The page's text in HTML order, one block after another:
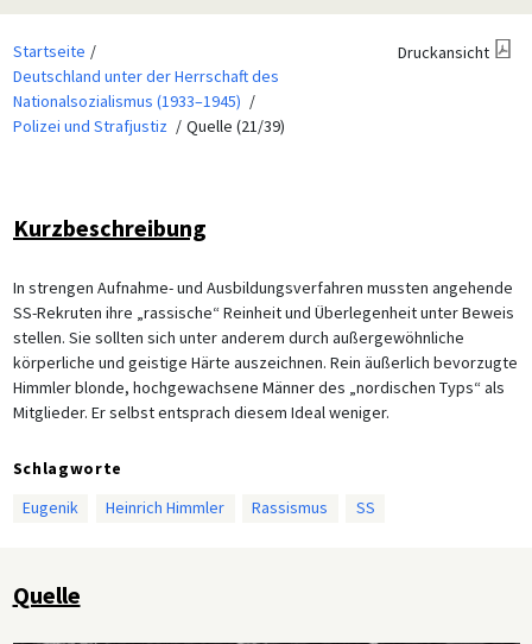
Startseite
Deutschland unter der Herrschaft des
Nationalsozialismus (1933–1945)
Polizei und Strafjustiz
Quelle (21/39)
Druckansicht
Kurzbeschreibung
In strengen Aufnahme- und Ausbildungsverfahren mussten angehende
SS-Rekruten ihre „rassische“ Reinheit und Überlegenheit unter Beweis
stellen. Sie sollten sich unter anderem durch außergewöhnliche
körperliche und geistige Härte auszeichnen. Rein äußerlich bevorzugte
Himmler blonde, hochgewachsene Männer des „nordischen Typs“ als
Mitglieder. Er selbst entsprach diesem Ideal weniger.
Schlagworte
Eugenik
Heinrich Himmler Rassismus SS
Quelle